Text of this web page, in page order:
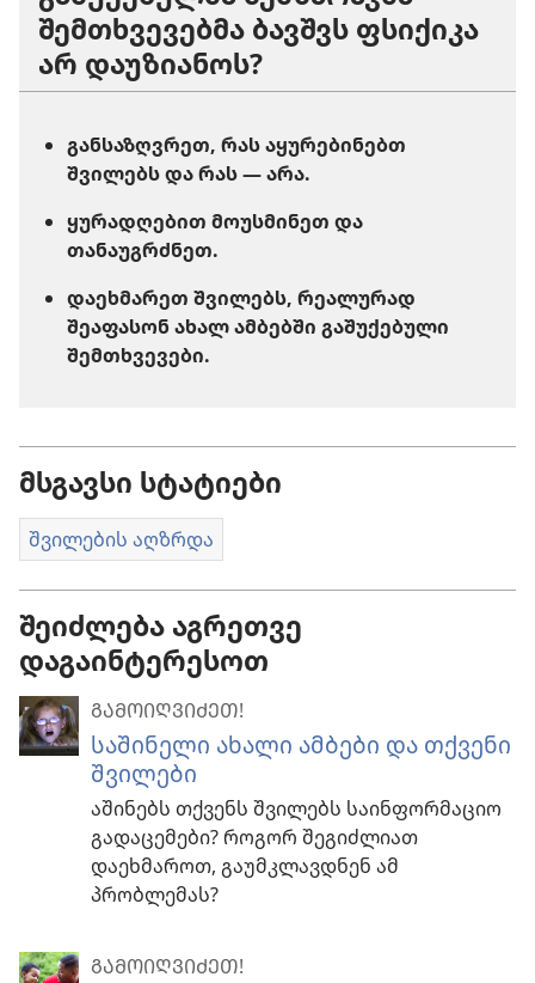
შემთხვევებმა ბავშვს ფსიქიკა
არ დაუზიანოს?
განსაზღვრეთ, რას აყურებინებთ
შვილებს და რას — არა.
ყურადღებით მოუსმინეთ და
თანაუგრძნეთ.
დაეხმარეთ შვილებს, რეალურად
შეაფასონ ახალ ამბებში გაშუქებული
შემთხვევები.
მსგავსი სტატიები
შვილების აღზრდა
შეიძლება აგრეთვე
დაგაინტერესოთ
ᲒᲐᲛᲝᲘᲦᲕᲘᲫᲔᲗ!
საშინელი ახალი ამბები და თქვენი
შვილები
აშინებს თქვენს შვილებს საინფორმაციო
გადაცემები? როგორ შეგიძლიათ
დაეხმაროთ, გაუმკლავდნენ ამ
პრობლემას?
ᲒᲐᲛᲝᲘᲦᲕᲘᲫᲔᲗ!